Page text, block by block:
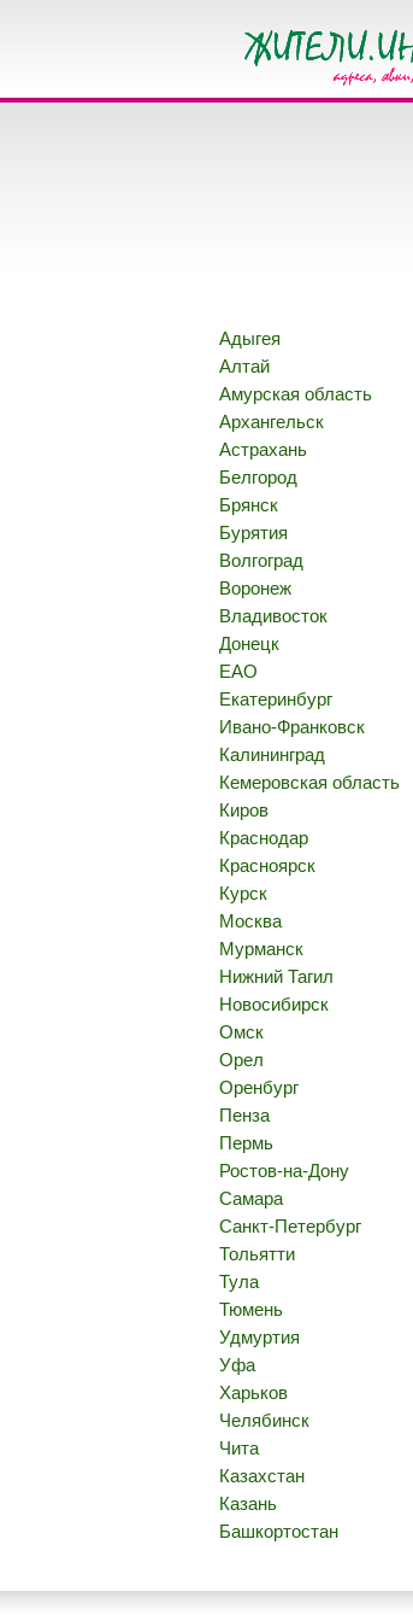
Адыгея
Алтай
Амурская область
Архангельск
Астрахань
Белгород
Брянск
Бурятия
Волгоград
Воронеж
Владивосток
Донецк
ЕАО
Екатеринбург
Ивано-Франковск
Калининград
Кемеровская область
Киров
Краснодар
Красноярск
Курск
Москва
Мурманск
Нижний Тагил
Новосибирск
Омск
Орел
Оренбург
Пенза
Пермь
Ростов-на-Дону
Самара
Санкт-Петербург
Тольятти
Тула
Тюмень
Удмуртия
Уфа
Харьков
Челябинск
Чита
Казахстан
Казань
Башкортостан